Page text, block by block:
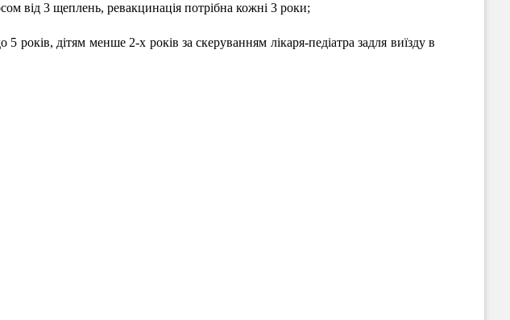
від 3 щеплень, ревакцинація потрібна кожні 3 роки;
років, дітям менше 2-х років за скеруванням лікаря-педіатра задля виїзду в